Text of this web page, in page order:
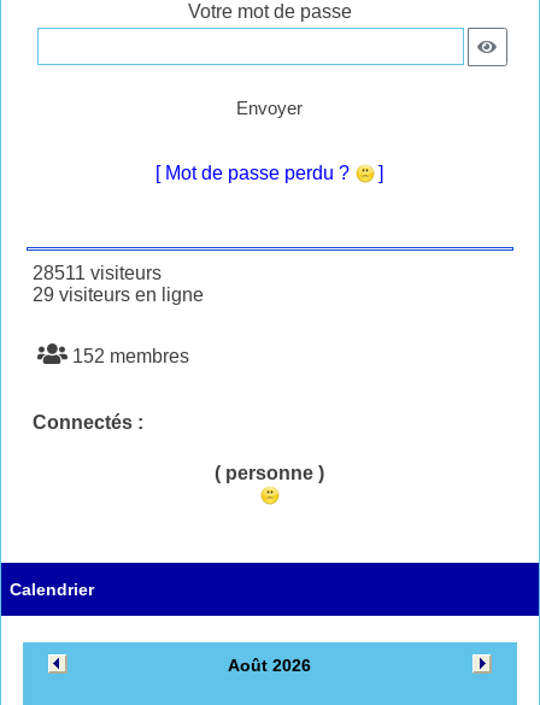
Votre mot de passe
Envoyer
[ Mot de passe perdu ? ]
28511 visiteurs
29 visiteurs en ligne
152 membres
Connectés :
( personne )
Calendrier